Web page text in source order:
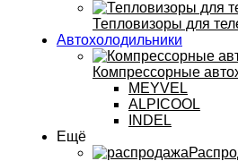
Тепловизоры для
Автохолодильники
Компрессорные
MEYVEL
ALPICOOL
INDEL
Ещё